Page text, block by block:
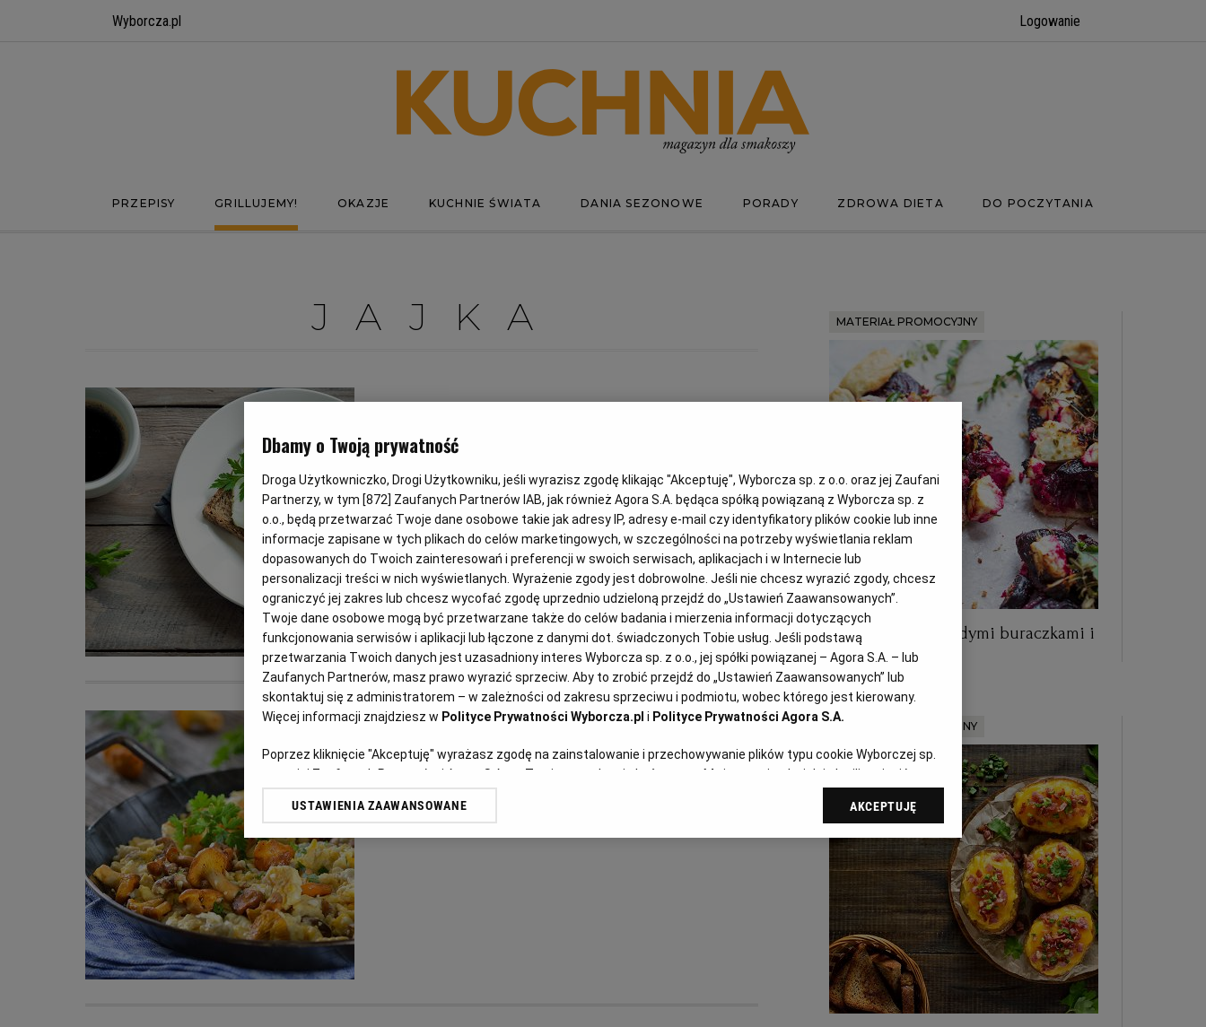
Wyborcza.pl Logowanie
PRZEPISY GRILLUJEMY! OKAZJE KUCHNIE ŚWIATA DANIA SEZONOWE PORADY ZDROWA DIETA DO POCZYTANIA
JAJKA
Jajko sadzone na grzance
GRZANKI JAJKA KANAPKI PARMEZAN
Jajecznica z kurkami
JAJECZNICA JAJKA
MATERIAŁ PROMOCYJNY
Letnia tarta z młodymi buraczkami i
serem
MATERIAŁ PROMOCYJNY
Dbamy o Twoją prywatność
Droga Użytkowniczko, Drogi Użytkowniku, jeśli wyrazisz zgodę klikając "Akceptuję", Wyborcza sp. z o.o. oraz jej Zaufani
Partnerzy, w tym [872] Zaufanych Partnerów IAB, jak również Agora S.A. będąca spółką powiązaną z Wyborcza sp. z
o.o., będą przetwarzać Twoje dane osobowe takie jak adresy IP, adresy e-mail czy identyfikatory plików cookie lub inne
informacje zapisane w tych plikach do celów marketingowych, w szczególności na potrzeby wyświetlania reklam
dopasowanych do Twoich zainteresowań i preferencji w swoich serwisach, aplikacjach i w Internecie lub
personalizacji treści w nich wyświetlanych. Wyrażenie zgody jest dobrowolne. Jeśli nie chcesz wyrazić zgody, chcesz
ograniczyć jej zakres lub chcesz wycofać zgodę uprzednio udzieloną przejdź do „Ustawień Zaawansowanych”.
Twoje dane osobowe mogą być przetwarzane także do celów badania i mierzenia informacji dotyczących
funkcjonowania serwisów i aplikacji lub łączone z danymi dot. świadczonych Tobie usług. Jeśli podstawą
przetwarzania Twoich danych jest uzasadniony interes Wyborcza sp. z o.o., jej spółki powiązanej – Agora S.A. – lub
Zaufanych Partnerów, masz prawo wyrazić sprzeciw. Aby to zrobić przejdź do „Ustawień Zaawansowanych” lub
skontaktuj się z administratorem – w zależności od zakresu sprzeciwu i podmiotu, wobec którego jest kierowany.
Więcej informacji znajdziesz w Polityce Prywatności Wyborcza.pl i Polityce Prywatności Agora S.A.
Poprzez kliknięcie "Akceptuję" wyrażasz zgodę na zainstalowanie i przechowywanie plików typu cookie Wyborczej sp.
z o. o. jej Zaufanych Partnerów i Agora S.A. na Twoim urządzeniu końcowym. Możesz też w każdej chwili zmienić
swoje preferencje dot. plików cookie, ponownie wywołując narzędzie do zarządzania Twoimi preferencjami dot.
przetwarzania danych poprzez odnośnik „Ustawienia prywatności” w stopce serwisu i przechodząc do sekcji
My, nasi Zaufani Partnerzy i Agora S.A. możemy przetwarzać dane osobowe w następujących celach:Użycie
dokładnych danych geolokalizacyjnych. Aktywne skanowanie charakterystyki urządzenia do celów identyfikacji.
Przechowywanie informacji na urządzeniu lub dostęp do nich. Spersonalizowane reklamy i treści, pomiar reklam i
treści, badnie odbiorców i ulepszanie usług.
USTAWIENIA ZAAWANSOWANE AKCEPTUJĘ